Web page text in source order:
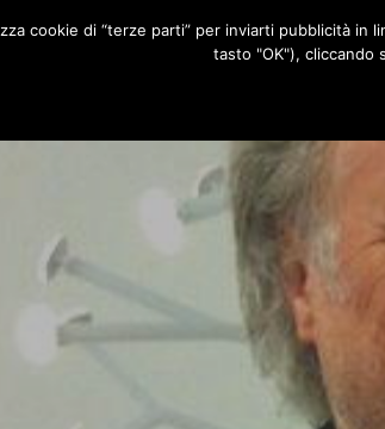
RUBRICHE
cookie di “terze parti” per inviarti pubblicità in
tasto "OK"), cliccando